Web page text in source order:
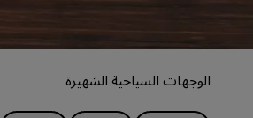
الوجهات السياحية الشهيرة